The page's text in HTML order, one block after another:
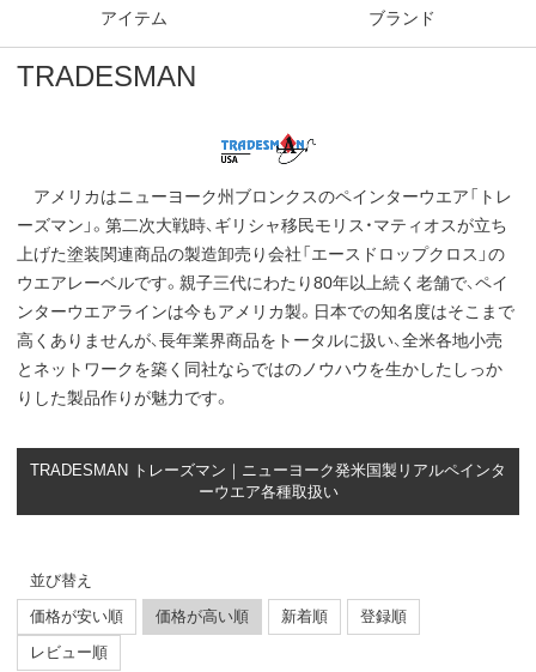
アイテム ブランド
TRADESMAN
アメリカはニューヨーク州ブロンクスのペインターウエア「トレ
ーズマン」。第二次大戦時、ギリシャ移民モリス・マティオスが立ち
上げた塗装関連商品の製造卸売り会社「エースドロップクロス」の
ウエアレーベルです。親子三代にわたり80年以上続く老舗で、ペイ
ンターウエアラインは今もアメリカ製。日本での知名度はそこまで
高くありませんが、長年業界商品をトータルに扱い、全米各地小売
とネットワークを築く同社ならではのノウハウを生かしたしっか
りした製品作りが魅力です。
TRADESMAN トレーズマン｜ニューヨーク発米国製リアルペインタ
ーウエア各種取扱い
並び替え
価格が安い順
価格が高い順 新着順
登録順
レビュー順